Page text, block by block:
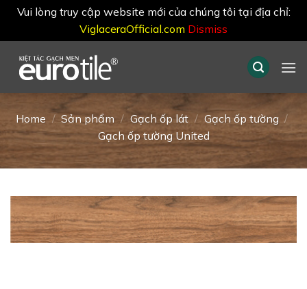
Vui lòng truy cập website mới của chúng tôi tại địa chỉ:
ViglaceraOfficial.com Dismiss
content
Home / Sản phẩm / Gạch ốp lát / Gạch ốp tường /
Gạch ốp tường United